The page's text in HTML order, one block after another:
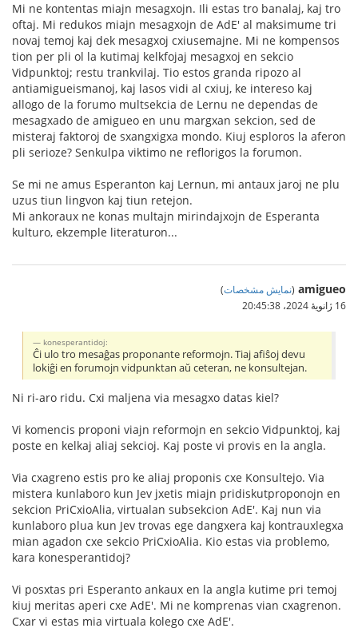
Mi ne kontentas miajn mesagxojn. Ili estas tro banalaj, kaj tro
oftaj. Mi redukos miajn mesagxojn de AdE' al maksimume tri
novaj temoj kaj dek mesagxoj cxiusemajne. Mi ne kompensos
tion per pli ol la kutimaj kelkfojaj mesagxoj en sekcio
Vidpunktoj; restu trankvilaj. Tio estos granda ripozo al
antiamigueismanoj, kaj lasos vidi al cxiuj, ke intereso kaj
allogo de la forumo multsekcia de Lernu ne dependas de
mesagxado de amigueo en unu margxan sekcion, sed de
misteraj faktoroj de sxangxigxa mondo. Kiuj esploros la aferon
pli serioze? Senkulpa viktimo ne reflorigos la forumon.
Se mi ne amus Esperanton kaj Lernun, mi antaux jaroj ne plu
uzus tiun lingvon kaj tiun retejon.
Mi ankoraux ne konas multajn mirindajxojn de Esperanta
kulturo, ekzemple literaturon...
amigueo
(نمایش مشخصات)
16 ژانویهٔ 2024،‏ 20:45:38
konesperantidoj:
Ĉi ulo tro mesaĝas proponante reformojn. Tiaj afiŝoj devu
lokiĝi en forumojn vidpunktan aŭ ceteran, ne konsultejan.
Ni ri-aro ridu. Cxi maljena via mesagxo datas kiel?
Vi komencis proponi viajn reformojn en sekcio Vidpunktoj, kaj
poste en kelkaj aliaj sekcioj. Kaj poste vi provis en la angla.
Via cxagreno estis pro ke aliaj proponis cxe Konsultejo. Via
mistera kunlaboro kun Jev jxetis miajn pridiskutproponojn en
sekcion PriCxioAlia, virtualan subsekcion AdE'. Kaj nun via
kunlaboro plua kun Jev trovas ege dangxera kaj kontrauxlegxa
mian agadon cxe sekcio PriCxioAlia. Kio estas via problemo,
kara konesperantidoj?
Vi posxtas pri Esperanto ankaux en la angla kutime pri temoj
kiuj meritas aperi cxe AdE'. Mi ne komprenas vian cxagrenon.
Cxar vi estas mia virtuala kolego cxe AdE'.